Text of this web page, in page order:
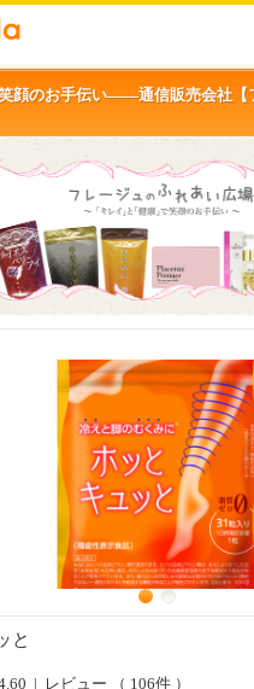
顔のお手伝い――通信販売会社【
と
| レビュー （ 106件 ）